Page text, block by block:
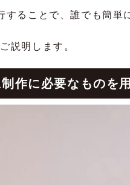
することで、誰でも簡単
説明します。
作に必要なものを